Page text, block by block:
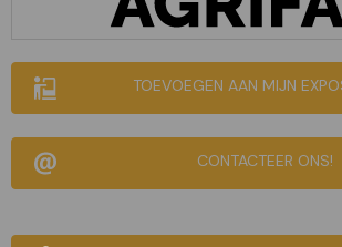
TOEVOEGEN AAN MIJN
CONTACTEER ONS!